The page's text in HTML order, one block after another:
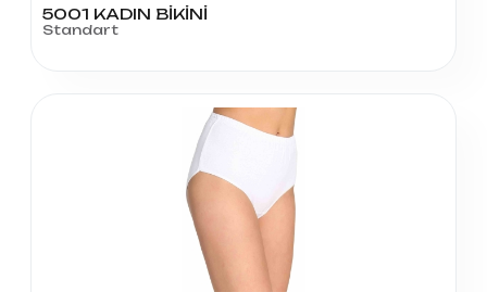
5001 KADIN BİKİNİ
Standart